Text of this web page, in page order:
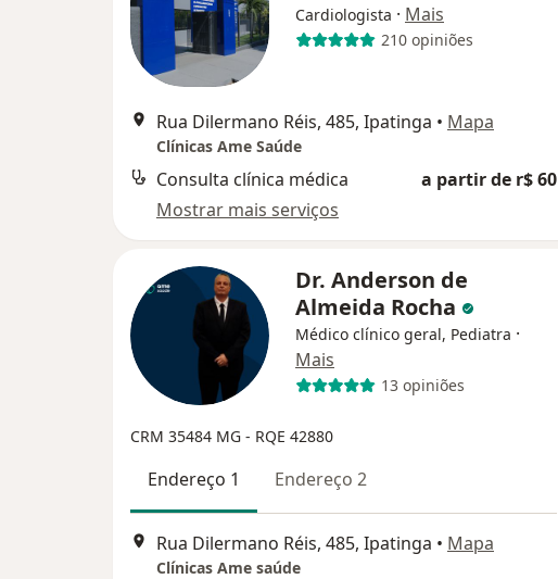
Cardiologista · Mais
210 opiniões
Rua Dilermano Réis, 485, Ipatinga • Mapa
Clínicas Ame Saúde
Consulta clínica médica
a partir de r$ 60
Mostrar mais serviços
Dr. Anderson de
Almeida Rocha
Médico clínico geral, Pediatra ·
Mais
13 opiniões
CRM 35484 MG - RQE 42880
Endereço 1 Endereço 2
Rua Dilermano Réis, 485, Ipatinga • Mapa
Clínicas Ame saúde